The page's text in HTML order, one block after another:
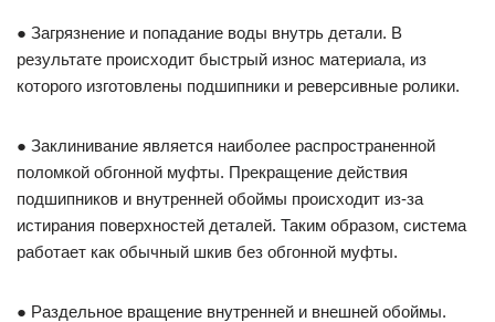
● Загрязнение и попадание воды внутрь детали. В
результате происходит быстрый износ материала, из
которого изготовлены подшипники и реверсивные ролики.
● Заклинивание является наиболее распространенной
поломкой обгонной муфты. Прекращение действия
подшипников и внутренней обоймы происходит из-за
истирания поверхностей деталей. Таким образом, система
работает как обычный шкив без обгонной муфты.
● Раздельное вращение внутренней и внешней обоймы.